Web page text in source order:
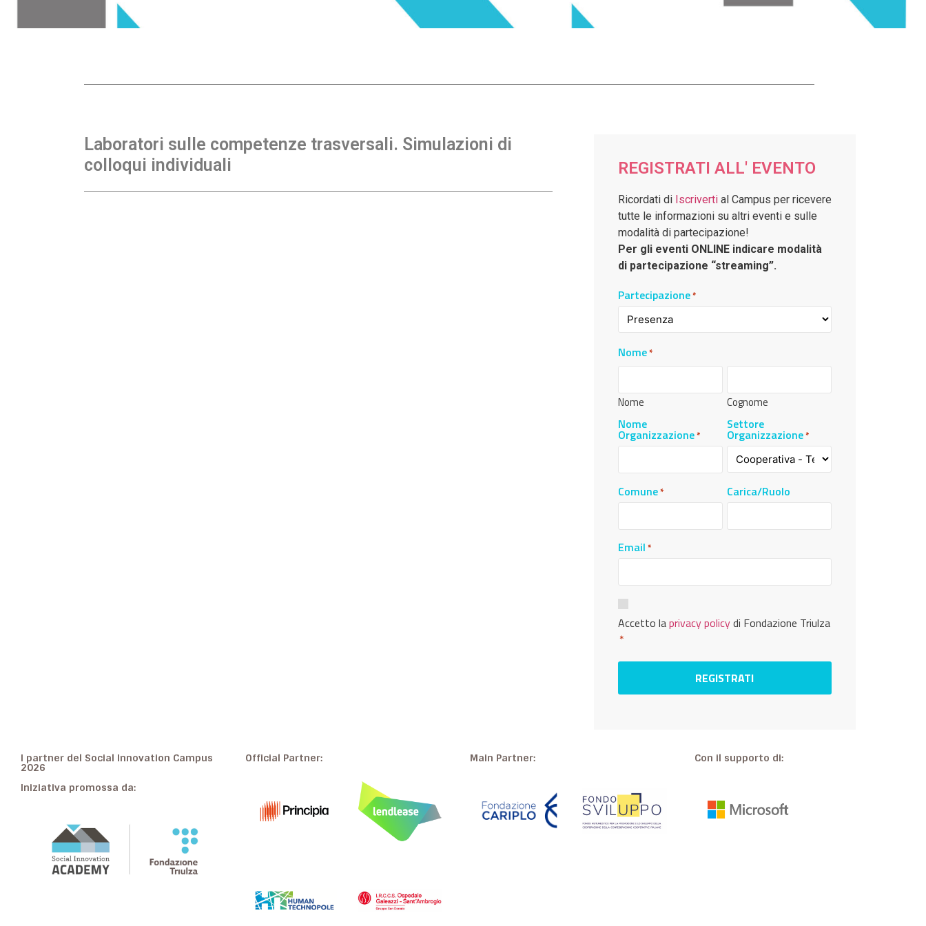
Laboratori sulle competenze trasversali. Simulazioni di
colloqui individuali
REGISTRATI ALL' EVENTO
Ricordati di Iscrivertial Campus per ricevere
tutte le informazioni su altri eventi e sulle
modalità di partecipazione!
Per gli eventi ONLINE indicare modalità
di partecipazione “streaming”.
Partecipazione*
Nome*
Nome Cognome
Nome
Organizzazione*
Settore
Organizzazione*
Comune* Carica/Ruolo
Email *
Consenso
Privacy
*
Accetto laprivacy policydi Fondazione Triulza
*
I partner del Social Innovation Campus
2026
Iniziativa promossa da:
Official Partner: Main Partner: Con il supporto di: